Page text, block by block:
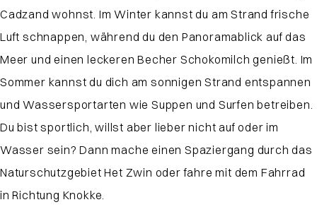
Cadzand wohnst. Im Winter kannst du am Strand frische
Luft schnappen, während du den Panoramablick auf das
Meer und einen leckeren Becher Schokomilch genießt. Im
Sommer kannst du dich am sonnigen Strand entspannen
und Wassersportarten wie Suppen und Surfen betreiben.
Du bist sportlich, willst aber lieber nicht auf oder im
Wasser sein? Dann mache einen Spaziergang durch das
Naturschutzgebiet Het Zwin oder fahre mit dem Fahrrad
in Richtung Knokke.